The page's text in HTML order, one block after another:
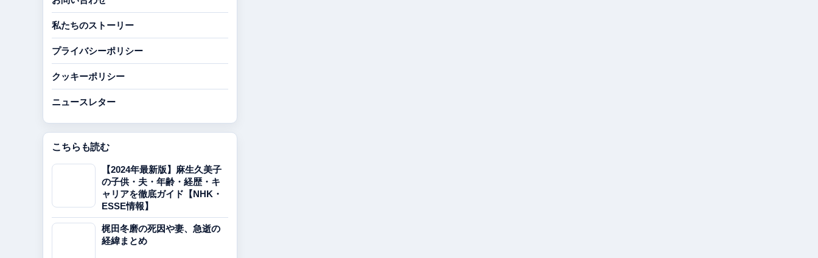
私たちのストーリー
プライバシーポリシー
クッキーポリシー
ニュースレター
こちらも読む
【2024年最新版】麻生久美子
の子供・夫・年齢・経歴・キ
ャリアを徹底ガイド【NHK・
ESSE情報】
梶田冬磨の死因や妻、急逝の
経緯まとめ